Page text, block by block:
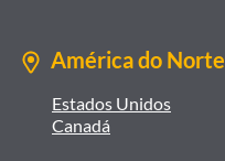
América do Norte
Estados Unidos
Canadá